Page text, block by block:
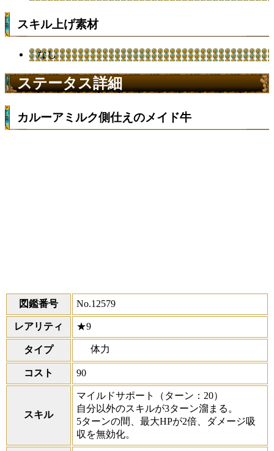
スキル上げ素材
なし
ステータス詳細
カルーアミルク側仕えのメイド牛
図鑑番号 No.12579
レアリティ ★9
タイプ 体力
コスト 90
スキル
マイルドサポート
（ターン：20）
自分以外のスキルが3ターン溜まる。
5ターンの間、最大HPが2倍、ダメージ吸
収を無効化。